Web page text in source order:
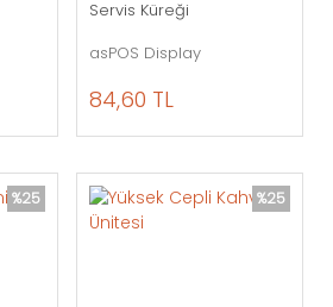
Servis Küreği
asPOS Display
84,60 TL
%25 %25